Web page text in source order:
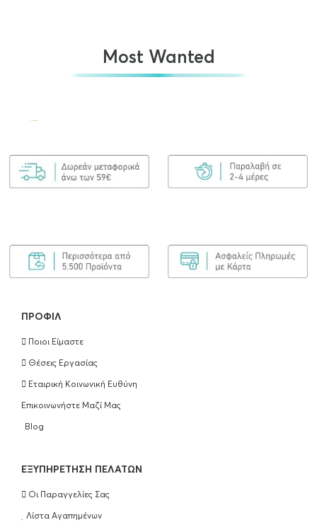
Most Wanted
25.00
Olaplex Bond Maintenance Shampoo No4
Olaplex Bond Maintenance Conditioner
€
ΠΡΟΣΘΉΚΗ ΣΤΟ ΚΑΛΆΘΙ
ΠΡΟΦΊΛ
Ποιοι Είμαστε
Θέσεις Εργασίας
Εταιρική Κοινωνική Ευθύνη
Επικοινωνήστε Μαζί Μας
Blog
EΞΥΠΗΡΈΤΗΣΗ ΠΕΛΑΤΏΝ
Οι Παραγγελίες Σας
Λίστα Αγαπημένων